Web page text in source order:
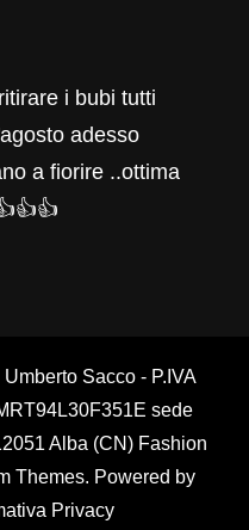
i bubi tutti
adesso
a fiorire ..ottima
Sacco - P.IVA
sede
Alba (CN)Fashion
Themes. Powered by
Privacy